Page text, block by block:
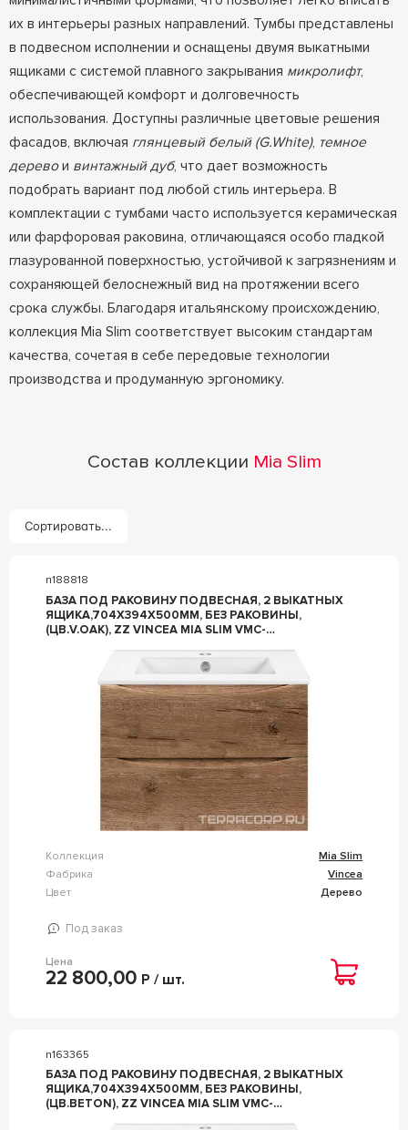
их в интерьеры разных направлений. Тумбы представлены
в подвесном исполнении и оснащены двумя выкатными
ящиками с системой плавного закрывания микролифт,
обеспечивающей комфорт и долговечность
использования. Доступны различные цветовые решения
фасадов, включая глянцевый белый (G.White), темное
деревои винтажный дуб, что дает возможность
подобрать вариант под любой стиль интерьера. В
комплектации с тумбами часто используется керамическая
или фарфоровая раковина, отличающаяся особо гладкой
глазурованной поверхностью, устойчивой к загрязнениям и
сохраняющей белоснежный вид на протяжении всего
срока службы. Благодаря итальянскому происхождению,
коллекция Mia Slim соответствует высоким стандартам
качества, сочетая в себе передовые технологии
производства и продуманную эргономику.
Состав коллекции Mia Slim
Сортировать...
n188818
БАЗА ПОД РАКОВИНУ ПОДВЕСНАЯ, 2 ВЫКАТНЫХ
ЯЩИКА,704X394X500ММ, БЕЗ РАКОВИНЫ,
(ЦВ.V.OAK), ZZ VINCEA MIA SLIM VMC-
Коллекция
Mia Slim
Фабрика
Vincea
Цвет
Дерево
Под заказ
Цена
22 800,00 Р / шт.
n163365
БАЗА ПОД РАКОВИНУ ПОДВЕСНАЯ, 2 ВЫКАТНЫХ
ЯЩИКА,704X394X500ММ, БЕЗ РАКОВИНЫ,
(ЦВ.BETON), ZZ VINCEA MIA SLIM VMC-